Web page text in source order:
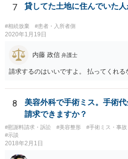
な場合」には、請求することは可能です
7 貸してた土地に住んでいた人
#相続放棄 #患者・入所者側
2020年1月19日
内藤 政信 弁護士
請求するのはいいですよ。 払ってくれ
8
美容外科で手術ミス。手術
請求できますか？
#慰謝料請求・訴訟 #美容整形 #手術ミス・事故
#示談
2018年2月1日